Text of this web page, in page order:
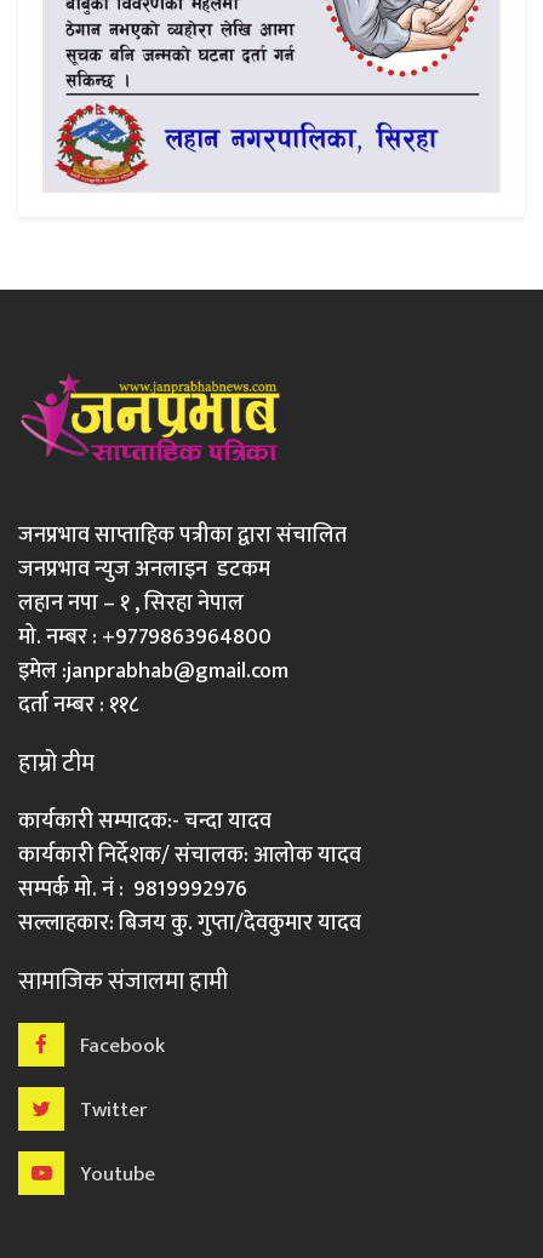
जनप्रभाव साप्ताहिक पत्रीका द्वारा संचालित
जनप्रभाव न्युज अनलाइन डटकम
लहान नपा – १ , सिरहा नेपाल
मो. नम्बर : +9779863964800
इमेल :janprabhab@gmail.com
दर्ता नम्बर : ११८
हाम्रो टीम
कार्यकारी सम्पादक:- चन्दा यादव
कार्यकारी निर्देशक/ संचालक: आलोक यादव
सम्पर्क मो. नं : 9819992976
सल्लाहकार: बिजय कु. गुप्ता/देवकुमार यादव
सामाजिक संजालमा हामी
Facebook
Twitter
Youtube